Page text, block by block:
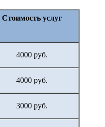
Стоимость услуг
4000 руб.
4000 руб.
3000 руб.